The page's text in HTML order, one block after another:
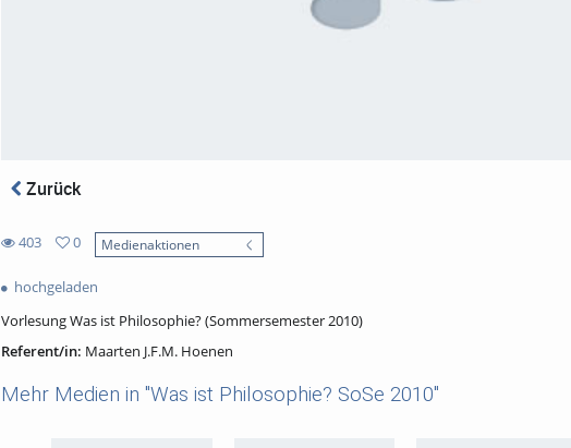
Zurück
403
views
0
favorites
Medienaktionen
hochgeladen
Vorlesung Was ist Philosophie? (Sommersemester 2010)
Referent/in: Maarten J.F.M. Hoenen
Mehr Medien in "Was ist Philosophie? SoSe 2010"